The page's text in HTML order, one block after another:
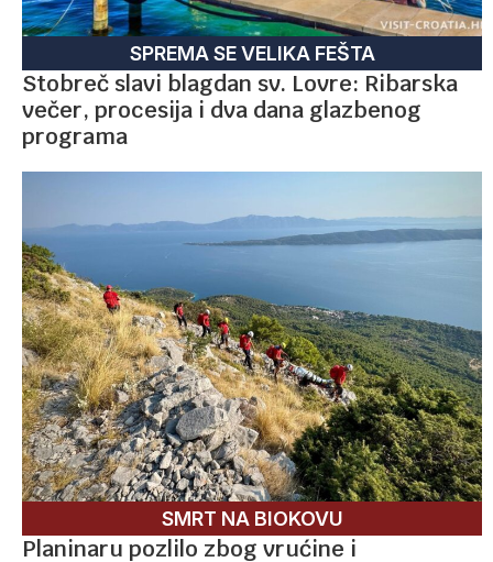
SPREMA SE VELIKA FEŠTA
Stobreč slavi blagdan sv. Lovre: Ribarska
večer, procesija i dva dana glazbenog
programa
SMRT NA BIOKOVU
Planinaru pozlilo zbog vrućine i